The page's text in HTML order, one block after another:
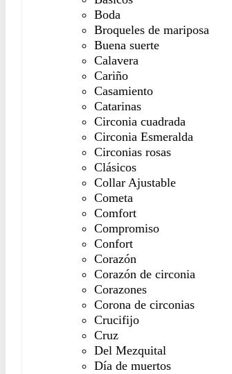
Boda
Broqueles de mariposa
Buena suerte
Calavera
Cariño
Casamiento
Catarinas
Circonia cuadrada
Circonia Esmeralda
Circonias rosas
Clásicos
Collar Ajustable
Cometa
Comfort
Compromiso
Confort
Corazón
Corazón de circonia
Corazones
Corona de circonias
Crucifijo
Cruz
Del Mezquital
Día de muertos